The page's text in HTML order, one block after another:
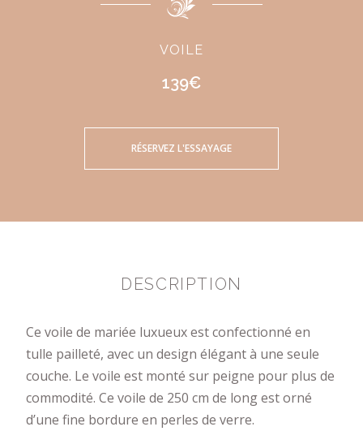
VOILE
139€
RÉSERVEZ L'ESSAYAGE
DESCRIPTION
Ce voile de mariée luxueux est confectionné en
tulle pailleté, avec un design élégant à une seule
couche. Le voile est monté sur peigne pour plus de
commodité. Ce voile de 250 cm de long est orné
d’une fine bordure en perles de verre.